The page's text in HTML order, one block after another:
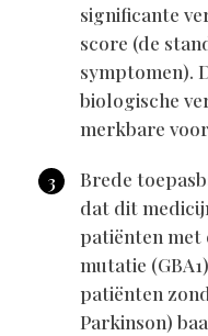
significante
score (de
symptomen).
biologische
merkbare
Brede
dat dit
patiënten met
mutatie
patiënten
Parkinson)